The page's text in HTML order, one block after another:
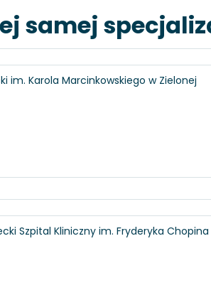
samej
im. Karola Marcinkowskiego w Zielonej
Szpital Kliniczny im. Fryderyka